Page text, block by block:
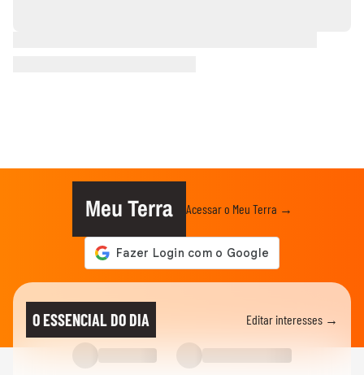
Meu Terra Acessar o Meu Terra →
O ESSENCIAL DO DIA Editar interesses →